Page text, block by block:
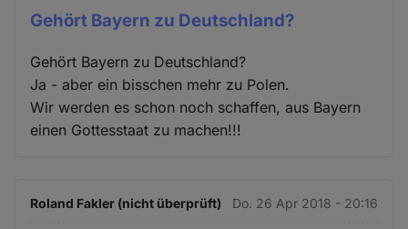
Gehört Bayern zu Deutschland?
Gehört Bayern zu Deutschland?
Ja - aber ein bisschen mehr zu Polen.
Wir werden es schon noch schaffen, aus Bayern
einen Gottesstaat zu machen!!!
Roland Fakler (nicht überprüft) Do. 26 Apr 2018 - 20:16